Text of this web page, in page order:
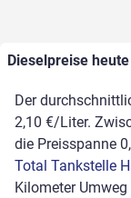
Dieselpreise
Der
2,10 €/Liter.
die Preisspanne
Total Tankstelle
Kilometer